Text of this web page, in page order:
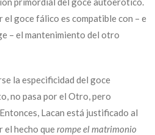
el goce fálico es compatible con – e
– el mantenimiento del otro
la especificidad del goce
no pasa por el Otro, pero
Lacan está justificado al
el hecho querompe el matrimonio